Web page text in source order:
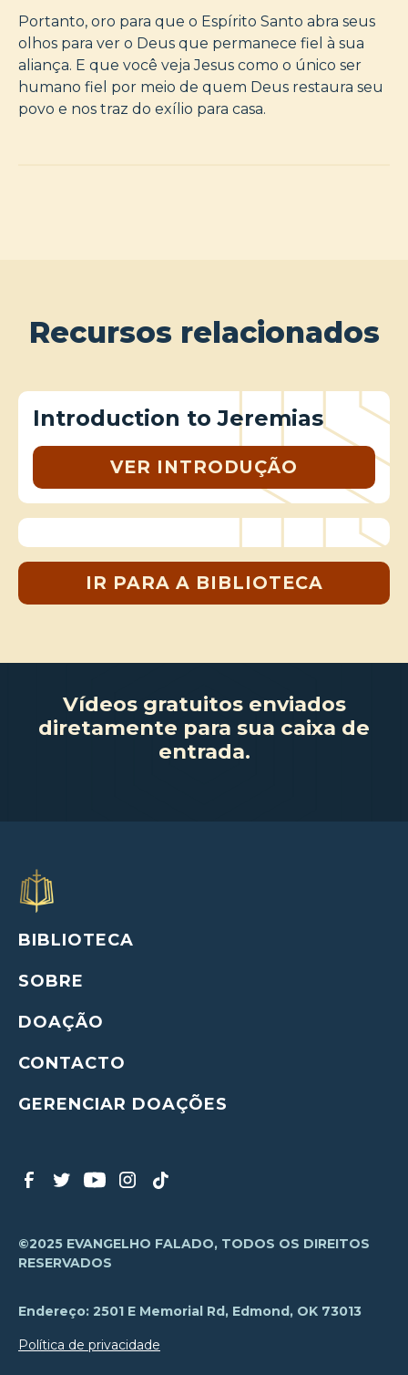
Portanto, oro para que o Espírito Santo abra seus
olhos para ver o Deus que permanece fiel à sua
aliança. E que você veja Jesus como o único ser
humano fiel por meio de quem Deus restaura seu
povo e nos traz do exílio para casa.
Recursos relacionados
Introduction to Jeremias
VER INTRODUÇÃO
IR PARA A BIBLIOTECA
Vídeos gratuitos enviados
diretamente para sua caixa de
entrada.
BIBLIOTECA
SOBRE
DOAÇÃO
CONTACTO
GERENCIAR DOAÇÕES
©2025 EVANGELHO FALADO, TODOS OS DIREITOS
RESERVADOS
Endereço: 2501 E Memorial Rd, Edmond, OK 73013
Política de privacidade